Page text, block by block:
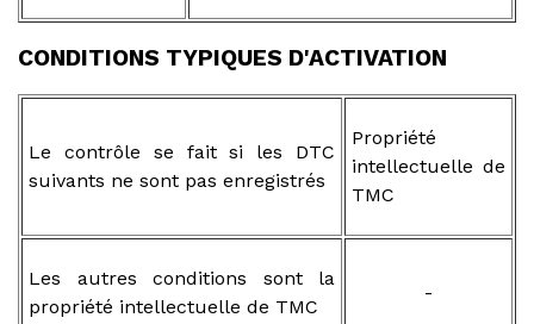
CONDITIONS TYPIQUES D'ACTIVATION
Le contrôle se fait si les DTC
suivants ne sont pas enregistrés
Propriété
intellectuelle de
TMC
Les autres conditions sont la
propriété intellectuelle de TMC
-